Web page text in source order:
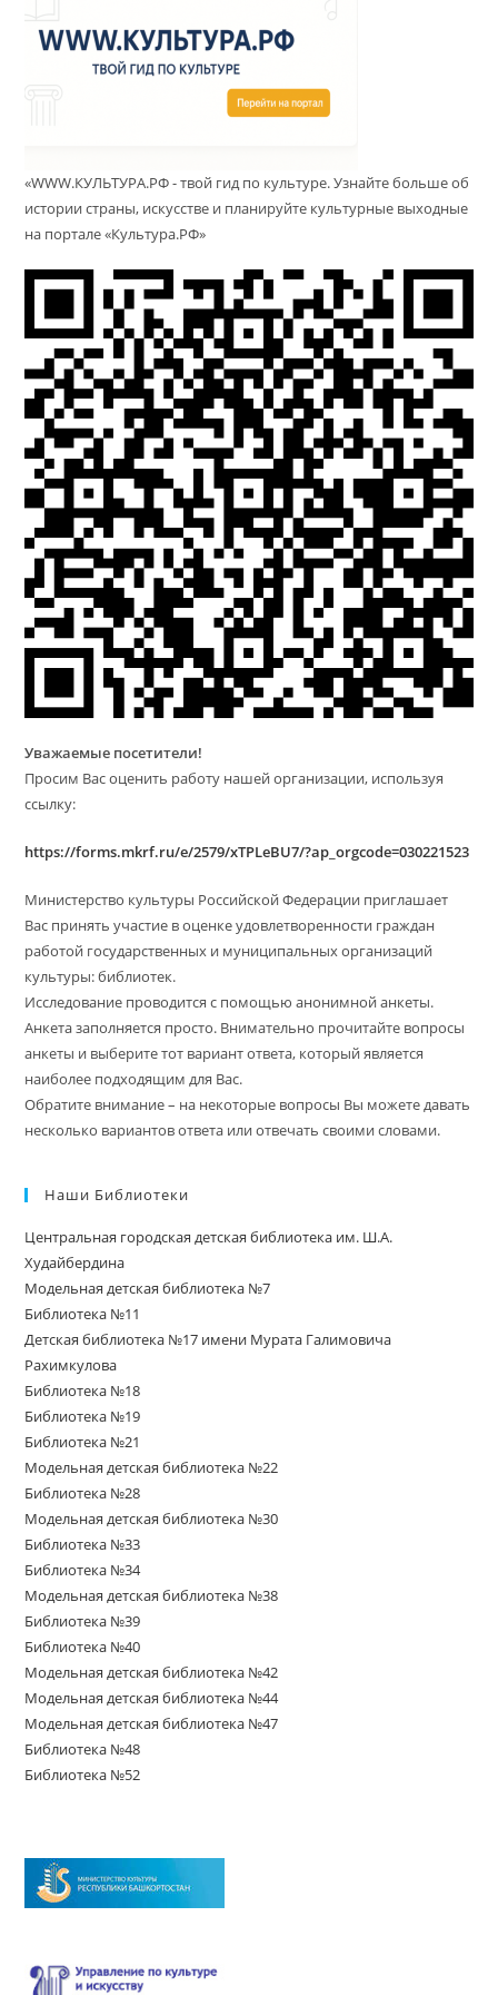
«WWW.КУЛЬТУРА.РФ - твой гид по культуре. Узнайте больше об
истории страны, искусстве и планируйте культурные выходные
на портале «Культура.РФ»
Уважаемые посетители!
Просим Вас оценить работу нашей организации, используя
ссылку:
https://forms.mkrf.ru/e/2579/xTPLeBU7/?ap_orgcode=030221523
Министерство культуры Российской Федерации приглашает
Вас принять участие в оценке удовлетворенности граждан
работой государственных и муниципальных организаций
культуры: библиотек.
Исследование проводится с помощью анонимной анкеты.
Анкета заполняется просто. Внимательно прочитайте вопросы
анкеты и выберите тот вариант ответа, который является
наиболее подходящим для Вас.
Обратите внимание – на некоторые вопросы Вы можете давать
несколько вариантов ответа или отвечать своими словами.
Наши Библиотеки
Центральная городская детская библиотека им. Ш.А.
Худайбердина
Модельная детская библиотека №7
Библиотека №11
Детская библиотека №17 имени Мурата Галимовича
Рахимкулова
Библиотека №18
Библиотека №19
Библиотека №21
Модельная детская библиотека №22
Библиотека №28
Модельная детская библиотека №30
Библиотека №33
Библиотека №34
Модельная детская библиотека №38
Библиотека №39
Библиотека №40
Модельная детская библиотека №42
Модельная детская библиотека №44
Модельная детская библиотека №47
Библиотека №48
Библиотека №52